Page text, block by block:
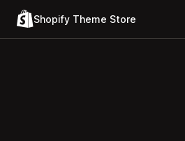
Shopify Theme Store